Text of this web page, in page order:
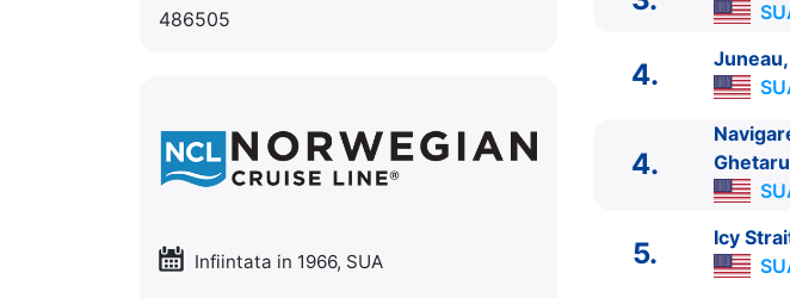
486505
Infiintata in 1966, SUA
ITINERARIU
Ziua | Portul |
4.
4.
5. Icy